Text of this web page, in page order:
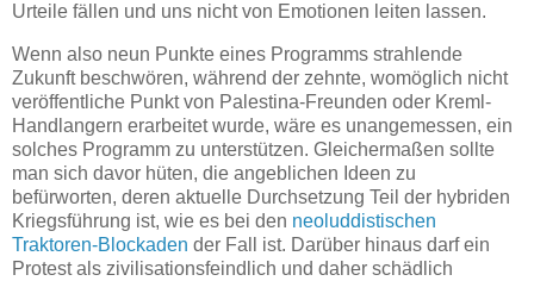
Urteile fällen und uns nicht von Emotionen leiten lassen.
Wenn also neun Punkte eines Programms strahlende
Zukunft beschwören, während der zehnte, womöglich nicht
veröffentliche Punkt von Palestina-Freunden oder Kreml-
Handlangern erarbeitet wurde, wäre es unangemessen, ein
solches Programm zu unterstützen. Gleichermaßen sollte
man sich davor hüten, die angeblichen Ideen zu
befürworten, deren aktuelle Durchsetzung Teil der hybriden
Kriegsführung ist, wie es bei den neoluddistischen
Traktoren-Blockaden der Fall ist. Darüber hinaus darf ein
Protest als zivilisationsfeindlich und daher schädlich